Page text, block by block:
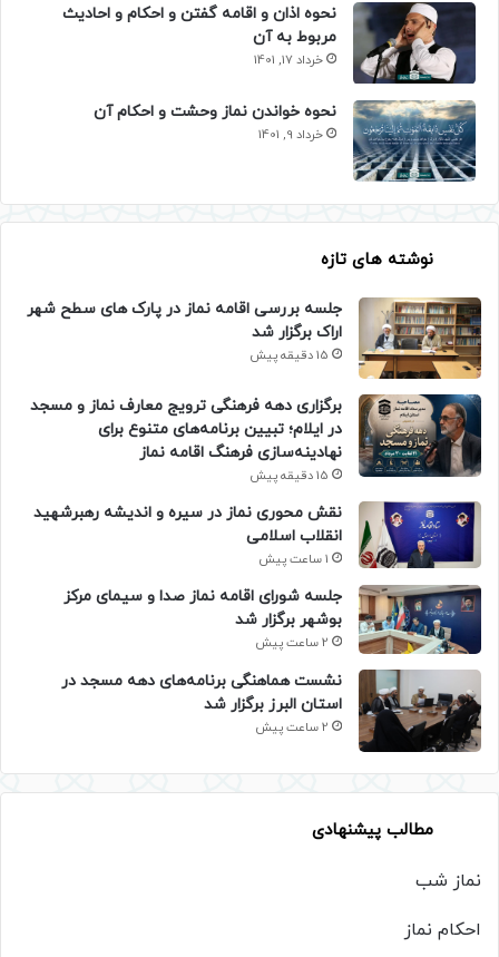
نحوه اذان و اقامه گفتن و احکام و احادیث
مربوط به آن
خرداد 17, 1401
نحوه خواندن نماز وحشت و احکام آن
خرداد 9, 1401
نوشته های تازه
جلسه بررسی اقامه نماز در پارک های سطح شهر
اراک برگزار شد
15 دقیقه پیش
برگزاری دهه فرهنگی ترویج معارف نماز و مسجد
در ایلام؛ تبیین برنامه‌های متنوع برای
نهادینه‌سازی فرهنگ اقامه نماز
15 دقیقه پیش
نقش محوری نماز در سیره و اندیشه رهبرشهید
انقلاب اسلامی
1 ساعت پیش
جلسه شورای اقامه نماز صدا و سیمای مرکز
بوشهر برگزار شد
2 ساعت پیش
نشست هماهنگی برنامه‌های دهه مسجد در
استان البرز برگزار شد
2 ساعت پیش
مطالب پیشنهادی
نماز شب
احکام نماز